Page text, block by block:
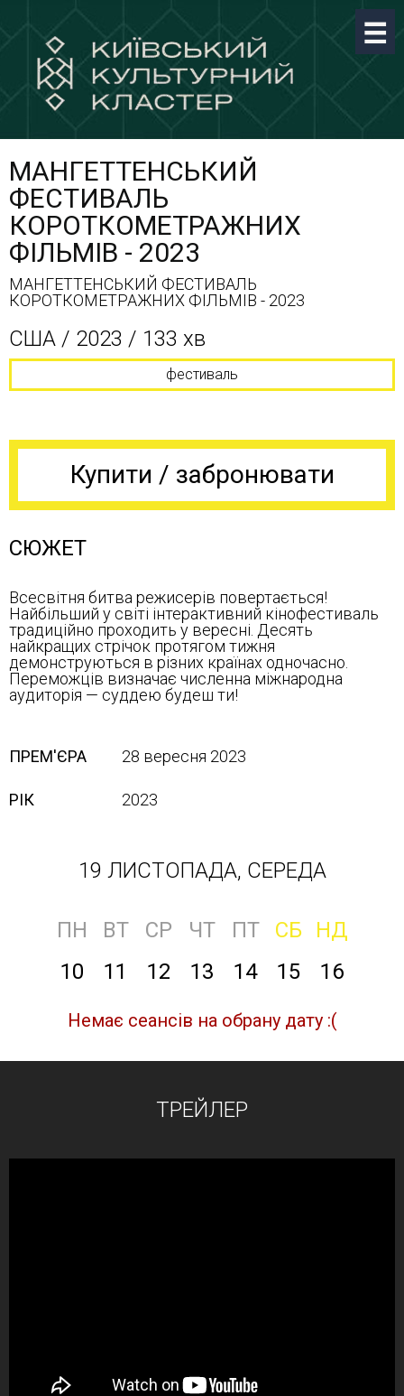
МАНГЕТТЕНСЬКИЙ
ФЕСТИВАЛЬ
КОРОТКОМЕТРАЖНИХ
ФІЛЬМІВ - 2023
МАНГЕТТЕНСЬКИЙ ФЕСТИВАЛЬ
КОРОТКОМЕТРАЖНИХ ФІЛЬМІВ - 2023
США / 2023 / 133 хв
фестиваль
Купити / забронювати
СЮЖЕТ
Всесвітня битва режисерів повертається!
Найбільший у світі інтерактивний кінофестиваль
традиційно проходить у вересні. Десять
найкращих стрічок протягом тижня
демонструються в різних країнах одночасно.
Переможців визначає численна міжнародна
аудиторія — суддею будеш ти!
ПРЕМ'ЄРА 28 вересня 2023
РІК 2023
19 ЛИСТОПАДА, СЕРЕДА
ПН ВТ СР ЧТ ПТ СБ
НД
10
11 12 13 14 15 16
Немає сеансів на обрану дату :(
ТРЕЙЛЕР